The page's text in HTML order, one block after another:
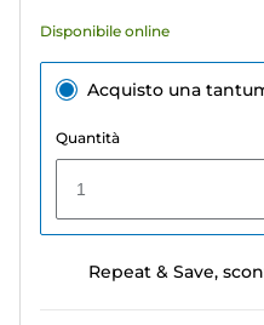
Disponibile online
Acquisto una
Quantità
1
Repeat & Save,